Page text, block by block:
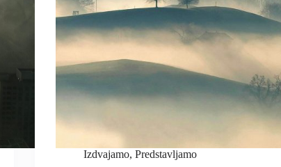
Izdvajamo,Predstavljamo